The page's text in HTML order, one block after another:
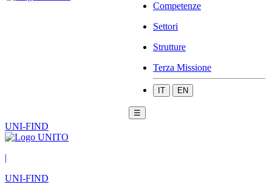
Competenze
Settori
Strutture
Terza Missione
IT EN
☰
UNI-FIND
|
UNI-FIND